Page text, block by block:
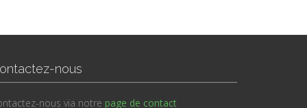
nous
nous via notre page de contact